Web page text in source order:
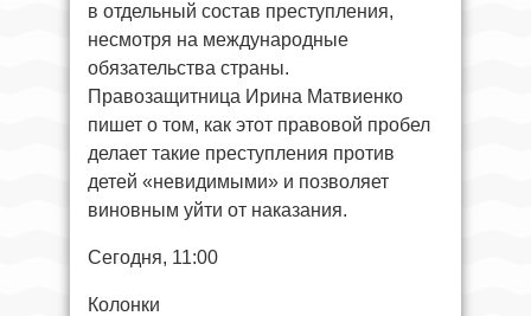
в отдельный состав преступления,
несмотря на международные
обязательства страны.
Правозащитница Ирина Матвиенко
пишет о том, как этот правовой пробел
делает такие преступления против
детей «невидимыми» и позволяет
виновным уйти от наказания.
Сегодня, 11:00
Колонки